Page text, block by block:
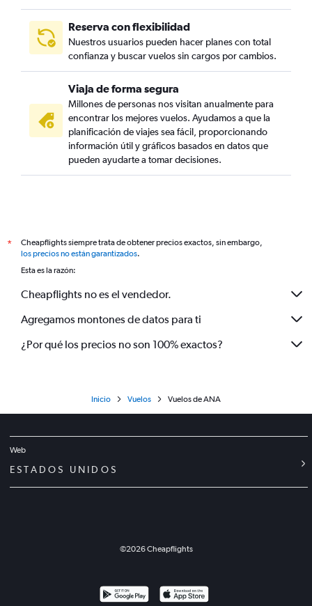
Reserva con flexibilidad
Nuestros usuarios pueden hacer planes con total
confianza y buscar vuelos sin cargos por cambios.
Viaja de forma segura
Millones de personas nos visitan anualmente para
encontrar los mejores vuelos. Ayudamos a que la
planificación de viajes sea fácil, proporcionando
información útil y gráficos basados en datos que
pueden ayudarte a tomar decisiones.
*
Cheapflights siempre trata de obtener precios exactos, sin embargo,
los precios no están garantizados.
Esta es la razón:
Cheapflights no es el vendedor.
Agregamos montones de datos para ti
¿Por qué los precios no son 100% exactos?
Inicio Vuelos Vuelos de ANA
Web
ESTADOS UNIDOS
©2026Cheapflights